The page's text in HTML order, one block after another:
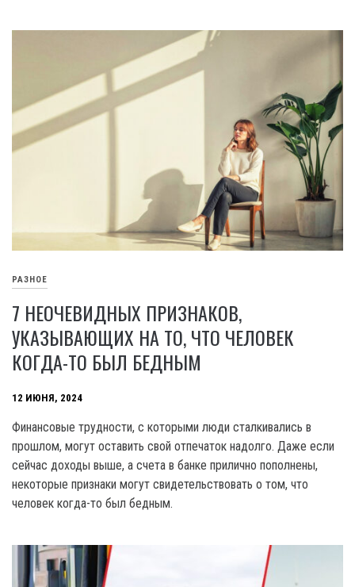
РАЗНОЕ
7 НЕОЧЕВИДНЫХ ПРИЗНАКОВ,
УКАЗЫВАЮЩИХ НА ТО, ЧТО ЧЕЛОВЕК
КОГДА-ТО БЫЛ БЕДНЫМ
12 ИЮНЯ, 2024
Финансовые трудности, с которыми люди сталкивались в
прошлом, могут оставить свой отпечаток надолго. Даже если
сейчас доходы выше, а счета в банке прилично пополнены,
некоторые признаки могут свидетельствовать о том, что
человек когда-то был бедным.